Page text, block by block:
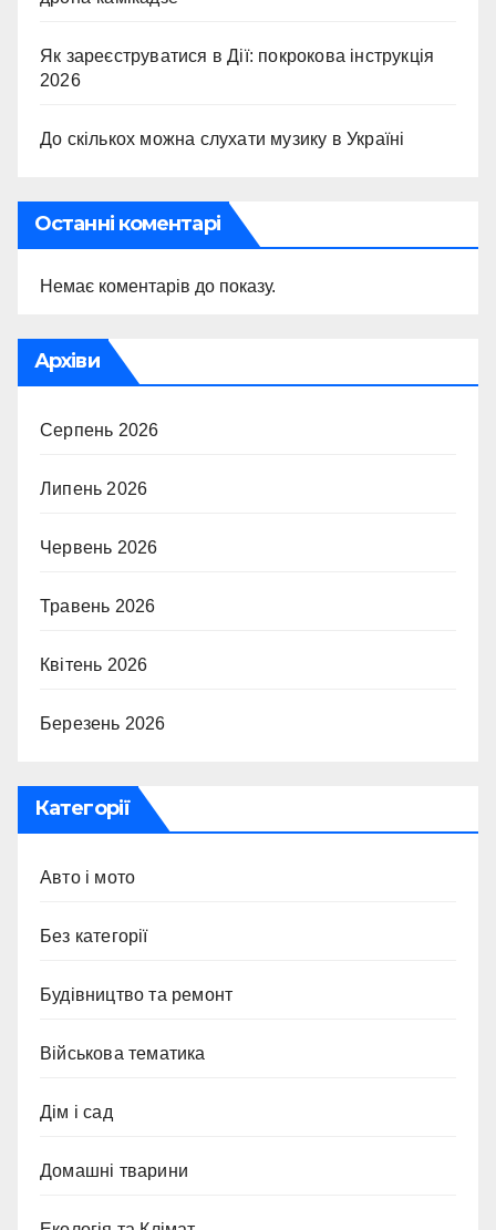
Як зареєструватися в Дії: покрокова інструкція
2026
До скількох можна слухати музику в Україні
Останні коментарі
Немає коментарів до показу.
Архіви
Серпень 2026
Липень 2026
Червень 2026
Травень 2026
Квітень 2026
Березень 2026
Категорії
Авто і мото
Без категорії
Будівництво та ремонт
Військова тематика
Дім і сад
Домашні тварини